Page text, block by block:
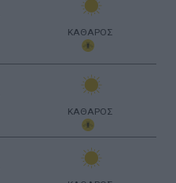
ΚΑΘΑΡΟΣ
ΚΑΘΑΡΟΣ